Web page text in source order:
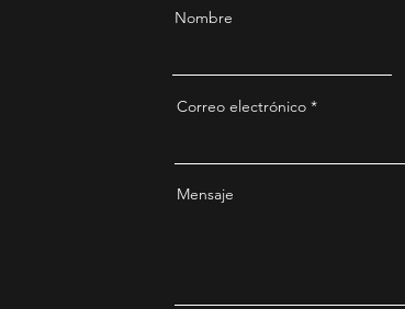
Nombre
Correo electrónico
Mensaje